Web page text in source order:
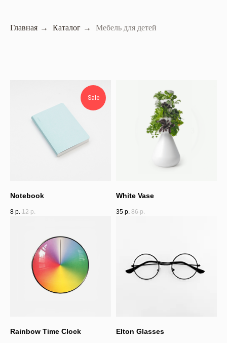
Главная → Каталог → Мебель для детей
Sale
Notebook
8 р. 12 р.
White Vase
35 р. 86 р.
Rainbow Time Clock Elton Glasses